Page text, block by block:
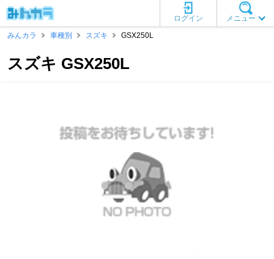
メニュー
ログイン
みんカラ
車種別 スズキ GSX250L
スズキ GSX250L